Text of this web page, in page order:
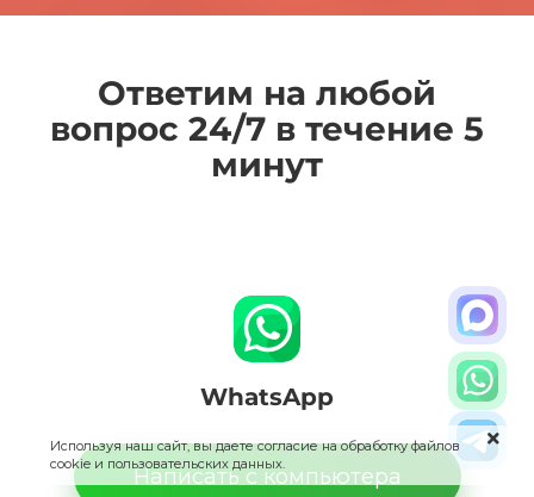
Ответим на любой
вопрос 24/7 в течение 5
минут
WhatsApp
Написать с компьютера
Используя наш сайт, вы даете согласие на обработку файлов
cookie и пользовательских данных.